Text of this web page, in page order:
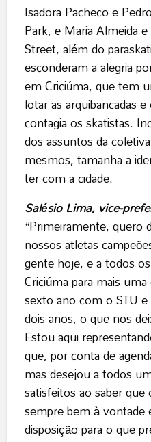
Isadora Pacheco e
Park, e Maria Almeida
Street, além do
esconderam a alegria
em Criciúma, que tem
lotar as arquibancadas
contagia os skatistas.
dos assuntos da
mesmos, tamanha a
ter com a cidade.
Salésio Lima, vice-
“Primeiramente, quero
nossos atletas
gente hoje, e a todos
Criciúma para mais
sexto ano com o STU
dois anos, o que nos
Estou aqui
que, por conta de
mas desejou a todos
satisfeitos ao saber
sempre bem à vontade
disposição para o que